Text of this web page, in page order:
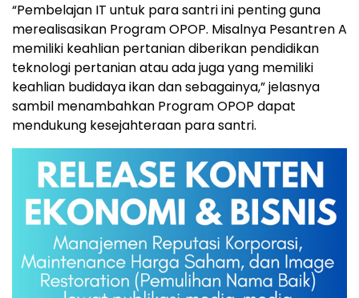
“Pembelajan IT untuk para santri ini penting guna
merealisasikan Program OPOP. Misalnya Pesantren A
memiliki keahlian pertanian diberikan pendidikan
teknologi pertanian atau ada juga yang memiliki
keahlian budidaya ikan dan sebagainya,” jelasnya
sambil menambahkan Program OPOP dapat
mendukung kesejahteraan para santri.